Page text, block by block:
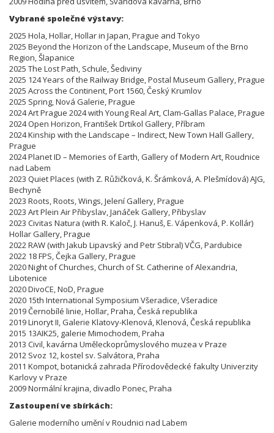
Vybrané společné výstavy:
2025 Hola, Hollar, Hollar in Japan, Prague and Tokyo
2025 Beyond the Horizon of the Landscape, Museum of the Brno
Region, Šlapanice
2025 The Lost Path, Schule, Šediviny
2025 124 Years of the Railway Bridge, Postal Museum Gallery, Prague
2025 Across the Continent, Port 1560, Český Krumlov
2025 Spring, Nová Galerie, Prague
2024 Art Prague 2024 with Young Real Art, Clam-Gallas Palace, Prague
2024 Open Horizon, František Drtikol Gallery, Příbram
2024 Kinship with the Landscape – Indirect, New Town Hall Gallery,
Prague
2024 Planet ID – Memories of Earth, Gallery of Modern Art, Roudnice
nad Labem
2023 Quiet Places (with Z. Růžičková, K. Šrámková, A. Plešmídová) AJG,
Bechyně
2023 Roots, Roots, Wings, Jelení Gallery, Prague
2023 Art Plein Air Přibyslav, Janáček Gallery, Přibyslav
2023 Civitas Natura (with R. Kaloč, J. Hanuš, E. Vápenková, P. Kollár)
Hollar Gallery, Prague
2022 RAW (with Jakub Lipavský and Petr Stibral) VČG, Pardubice
2022 18 FPS, Čejka Gallery, Prague
2020 Night of Churches, Church of St. Catherine of Alexandria,
Libotenice
2020 DivoCE, NoD, Prague
2020 15th International Symposium Všeradice, Všeradice
2019 Černobílé linie, Hollar, Praha, Česká republika
2019 Linoryt II, Galerie Klatovy-Klenová, Klenová, Česká republika
2015 13AIK25, galerie Mimochodem, Praha
2013 Civil, kavárna Uměleckoprůmyslového muzea v Praze
2012 Svoz 12, kostel sv. Salvátora, Praha
2011 Kompot, botanická zahrada Přírodovědecké fakulty Univerzity
Karlovy v Praze
2009 Normální krajina, divadlo Ponec, Praha
Zastoupení ve sbírkách:
Galerie moderního umění v Roudnici nad Labem